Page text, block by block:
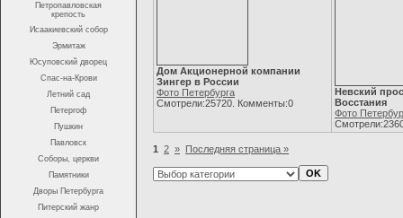
Петропавловская
крепость
Исаакиевский собор
Эрмитаж
Юсуповский дворец
Спас-на-Крови
Летний сад
Петергоф
Пушкин
Павловск
Соборы, церкви
Памятники
Дворы Петербурга
Питерский жанр
Дом Акционерной компании
Зингер в России
Фото Петербурга
Смотрели:25720. Комменты:0
Невский
Восстания
Фото
1 2 » Последняя страница »